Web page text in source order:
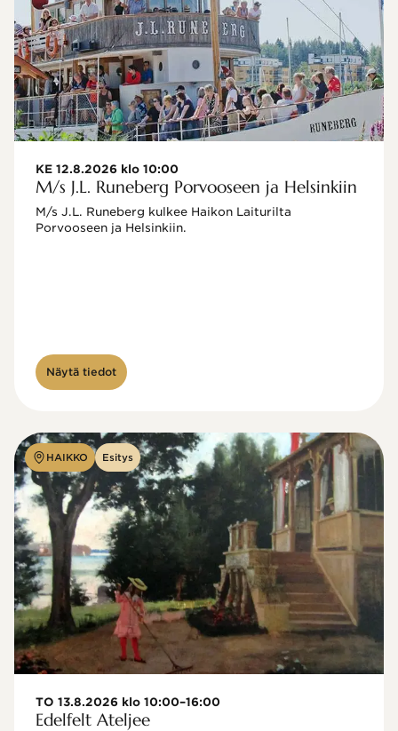
KE 12.8.2026 klo 10:00
M/s J.L. Runeberg Porvooseen ja Helsinkiin
M/s J.L. Runeberg kulkee Haikon Laiturilta
Porvooseen ja Helsinkiin.
Näytä tiedot
HAIKKO Esitys
TO 13.8.2026 klo 10:00–16:00
Edelfelt Ateljee